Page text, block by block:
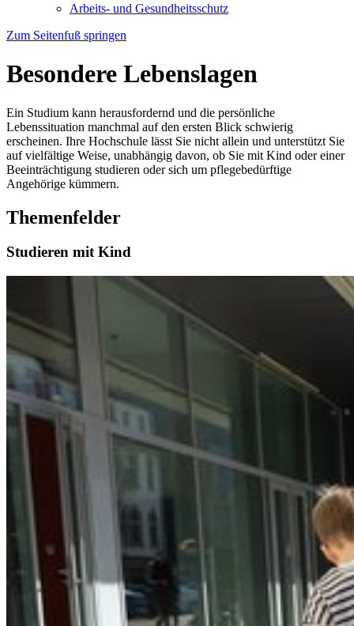
Arbeits- und Gesundheitsschutz
Zum Seitenfuß springen
Besondere Lebenslagen
Ein Studium kann herausfordernd und die persönliche
Lebenssituation manchmal auf den ersten Blick schwierig
erscheinen. Ihre Hochschule lässt Sie nicht allein und unterstützt Sie
auf vielfältige Weise, unabhängig davon, ob Sie mit Kind oder einer
Beeinträchtigung studieren oder sich um pflegebedürftige
Angehörige kümmern.
Themenfelder
Studieren mit Kind